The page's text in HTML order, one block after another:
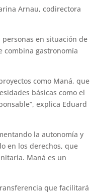
Arnau, codirectora
en situación de
combina gastronomía
como Maná, que
básicas como el
explica Eduard
la autonomía y
en los derechos, que
Maná es un
que facilitará